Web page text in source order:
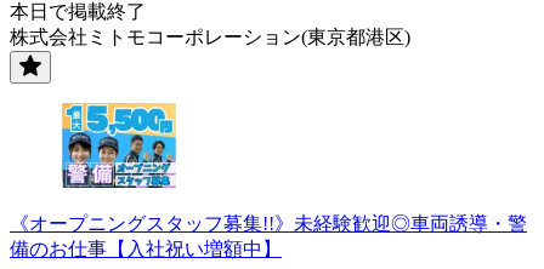
本日で掲載終了
株式会社ミトモコーポレーション(東京都港区)
《オープニングスタッフ募集!!》未経験歓迎◎車両誘導・警
備のお仕事【入社祝い増額中】